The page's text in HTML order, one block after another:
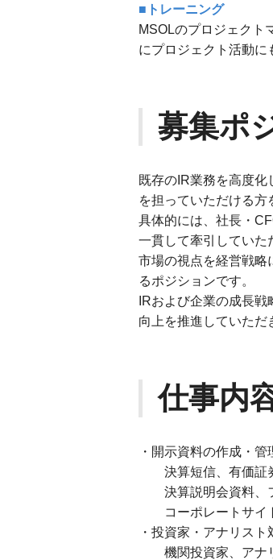
■トレーニング
MSOLのプロジェクト
にプロジェクト活動に
募集ポ
既存のIR業務を高度
を担っていただける方
具体的には、社長・
一貫して牽引していた
市場の視点を経営戦略
るポジションです。
IRおよび企業の成長
向上を推進していただ
仕事内
・開示資料の作成・管
決算短信、有価証券
決算説明会資料、
コーポレートサイ
・投資家・アナリスト
機関投資家、アナ